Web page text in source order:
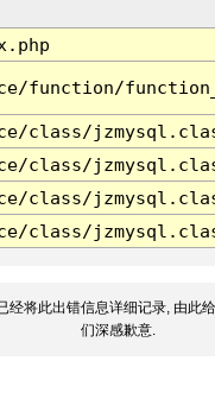
function/
class/
class/
class/
class/
经将此出错信息详细记录, 由此
们深感歉意.